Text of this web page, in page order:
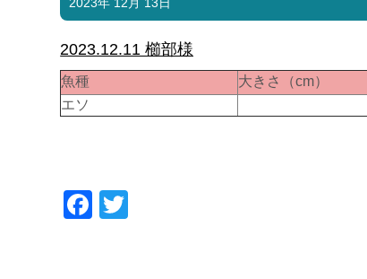
2023.12.11 櫛部様
魚種 大きさ（cm）
エソ
Facebook